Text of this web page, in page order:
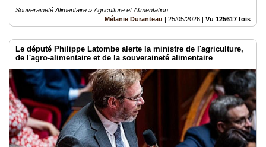
Souveraineté Alimentaire » Agriculture et Alimentation
Mélanie Duranteau | 25/05/2026 | Vu 125617 fois
Le député Philippe Latombe alerte la ministre de l'agriculture,
de l'agro-alimentaire et de la souveraineté alimentaire